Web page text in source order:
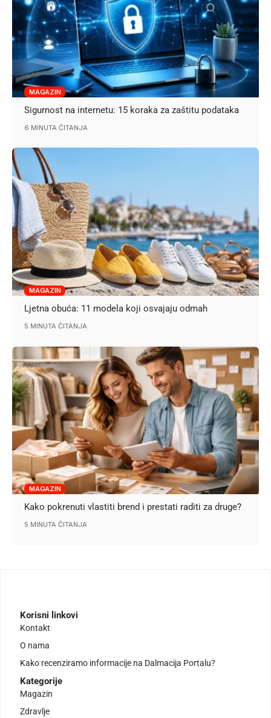
MAGAZIN
Sigurnost na internetu: 15 koraka za zaštitu podataka
6 MINUTA ČITANJA
MAGAZIN
Ljetna obuća: 11 modela koji osvajaju odmah
5 MINUTA ČITANJA
MAGAZIN
Kako pokrenuti vlastiti brend i prestati raditi za druge?
5 MINUTA ČITANJA
Korisni linkovi
Kontakt
O nama
Kako recenziramo informacije na Dalmacija Portalu?
Kategorije
Magazin
Zdravlje